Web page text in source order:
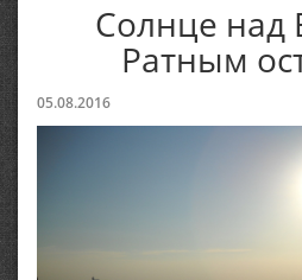
Солнце над
Ратным
05.08.2016